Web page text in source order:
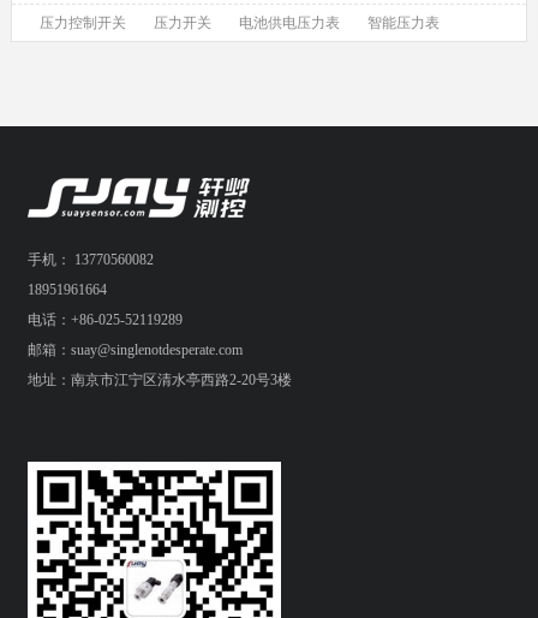
压力控制开关 压力开关 电池供电压力表 智能压力表
手机： 13770560082
18951961664
电话：+86-025-52119289
邮箱：suay@singlenotdesperate.com
地址：南京市江宁区清水亭西路2-20号3楼